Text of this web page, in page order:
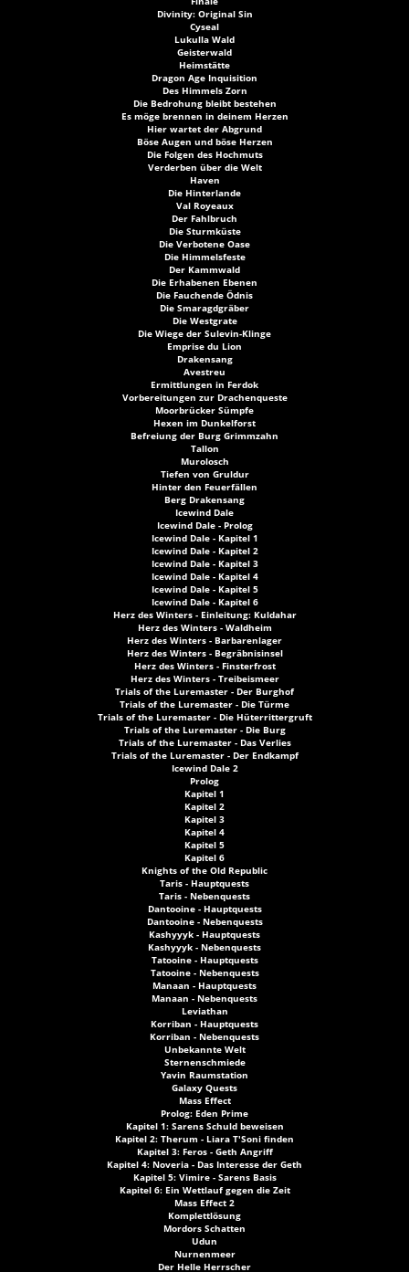
Divinity: Original Sin
Cyseal
Lukulla Wald
Geisterwald
Heimstätte
Dragon Age Inquisition
Des Himmels Zorn
Die Bedrohung bleibt bestehen
Es möge brennen in deinem Herzen
Hier wartet der Abgrund
Böse Augen und böse Herzen
Die Folgen des Hochmuts
Verderben über die Welt
Haven
Die Hinterlande
Val Royeaux
Der Fahlbruch
Die Sturmküste
Die Verbotene Oase
Die Himmelsfeste
Der Kammwald
Die Erhabenen Ebenen
Die Fauchende Ödnis
Die Smaragdgräber
Die Westgrate
Die Wiege der Sulevin-Klinge
Emprise du Lion
Drakensang
Avestreu
Ermittlungen in Ferdok
Vorbereitungen zur Drachenqueste
Moorbrücker Sümpfe
Hexen im Dunkelforst
Befreiung der Burg Grimmzahn
Tallon
Murolosch
Tiefen von Gruldur
Hinter den Feuerfällen
Berg Drakensang
Icewind Dale
Icewind Dale - Prolog
Icewind Dale - Kapitel 1
Icewind Dale - Kapitel 2
Icewind Dale - Kapitel 3
Icewind Dale - Kapitel 4
Icewind Dale - Kapitel 5
Icewind Dale - Kapitel 6
Herz des Winters - Einleitung: Kuldahar
Herz des Winters - Waldheim
Herz des Winters - Barbarenlager
Herz des Winters - Begräbnisinsel
Herz des Winters - Finsterfrost
Herz des Winters - Treibeismeer
Trials of the Luremaster - Der Burghof
Trials of the Luremaster - Die Türme
Trials of the Luremaster - Die Hüterrittergruft
Trials of the Luremaster - Die Burg
Trials of the Luremaster - Das Verlies
Trials of the Luremaster - Der Endkampf
Icewind Dale 2
Prolog
Kapitel 1
Kapitel 2
Kapitel 3
Kapitel 4
Kapitel 5
Kapitel 6
Knights of the Old Republic
Taris - Hauptquests
Taris - Nebenquests
Dantooine - Hauptquests
Dantooine - Nebenquests
Kashyyyk - Hauptquests
Kashyyyk - Nebenquests
Tatooine - Hauptquests
Tatooine - Nebenquests
Manaan - Hauptquests
Manaan - Nebenquests
Leviathan
Korriban - Hauptquests
Korriban - Nebenquests
Unbekannte Welt
Sternenschmiede
Yavin Raumstation
Galaxy Quests
Mass Effect
Prolog: Eden Prime
Kapitel 1: Sarens Schuld beweisen
Kapitel 2: Therum - Liara T'Soni finden
Kapitel 3: Feros - Geth Angriff
Kapitel 4: Noveria - Das Interesse der Geth
Kapitel 5: Vimire - Sarens Basis
Kapitel 6: Ein Wettlauf gegen die Zeit
Mass Effect 2
Komplettlösung
Mordors Schatten
Udun
Nurnenmeer
Der Helle Herrscher